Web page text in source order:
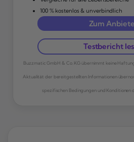
100 % kostenlos & unverbindlich
Zum
Testbericht
Buzzmatic GmbH & Co. KG übernimmt keine
Aktualität der bereitgestellten Informationen
spezifischen Bedingungen und Konditionen